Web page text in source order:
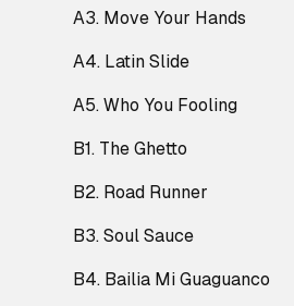
A3. Move Your Hands
A4. Latin Slide
A5. Who You Fooling
B1. The Ghetto
B2. Road Runner
B3. Soul Sauce
B4. Bailia Mi Guaguanco